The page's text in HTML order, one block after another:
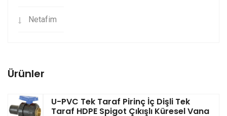
Netafim
Ürünler
U-PVC Tek Taraf Pirinç İç Dişli Tek
Taraf HDPE Spigot Çıkışlı Küresel Vana